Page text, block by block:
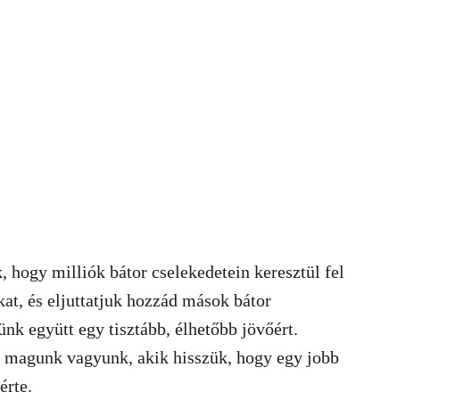
hogy milliók bátor cselekedetein keresztül fel
és eljuttatjuk hozzád mások bátor
együtt egy tisztább, élhetőbb jövőért.
vagyunk, akik hisszük, hogy egy jobb